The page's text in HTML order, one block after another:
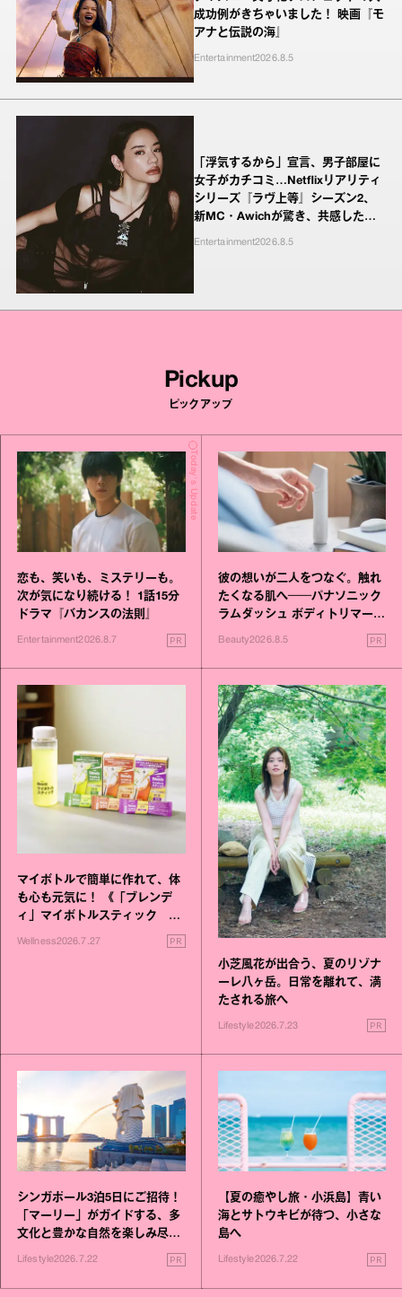
成功例がきちゃいました！ 映画『モ
アナと伝説の海』
Entertainment2026.8.5
「浮気するから」宣言、男子部屋に
女子がカチコミ…Netflixリアリティ
シリーズ『ラヴ上等』シーズン2、
新MC・Awichが驚き、共感したヤ
Entertainment2026.8.5
Pickup
ピックアップ
Today's Update
恋も、笑いも、ミステリーも。
次が気になり続ける！ 1話15分
ドラマ『バカンスの法則』
Entertainment2026.8.7 PR
彼の想いが二人をつなぐ。触れ
たくなる肌へ──パナソニック
ラムダッシュ ボディトリマーが
進化！
Beauty2026.8.5 PR
マイボトルで簡単に作れて、体
も心も元気に！ 《「ブレンデ
ィ」マイボトルスティック い
いこと毎日》シリーズが誕生
Wellness2026.7.27 PR
小芝風花が出合う、夏のリゾナ
ーレ八ヶ岳。日常を離れて、満
たされる旅へ
Lifestyle2026.7.23 PR
シンガポール3泊5日にご招待！
「マーリー」がガイドする、多
文化と豊かな自然を楽しみ尽く
Lifestyle2026.7.22 PR
【夏の癒やし旅・小浜島】青い
海とサトウキビが待つ、小さな
島へ
Lifestyle2026.7.22 PR